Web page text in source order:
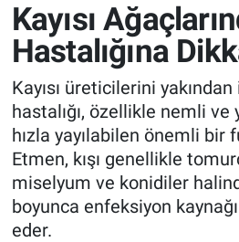
Kayısı
Hastalığına
Kayısı üreticilerini
hastalığı, özellikle nemli ve
hızla yayılabilen önemli bir
Etmen, kışı genellikle
miselyum ve konidiler
boyunca enfeksiyon
eder.
EKONOMİ
Son Dakika Haberleri
Haber Arşivi